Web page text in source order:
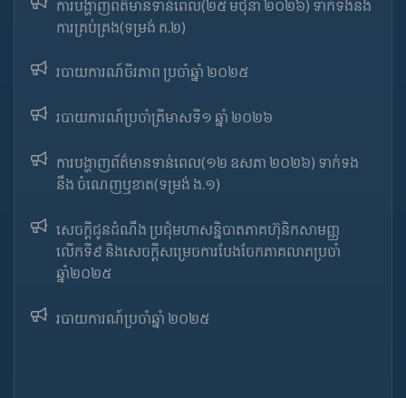
ការបង្ហាញព័ត៌មានទាន់ពេល(២៥ មិថុនា ២០២៦) ទាក់ទងនឹង
ការគ្រប់គ្រង(ទម្រង់ គ.២)
របាយការណ៍ចីរភាព ប្រចាំឆ្នាំ ២០២៥
របាយការណ៍​​ប្រចាំ​ត្រីមាសទី១ ឆ្នាំ ២០២៦
ការបង្ហាញព័ត៌មានទាន់ពេល(១២ ឧសភា ២០២៦) ទាក់ទង
នឹង ចំណេញឬខាត(ទម្រង់ ង.១)
សេចក្តីជូនដំណឹង ប្រជុំមហាសន្និបាតភាគហ៊ុនិកសាមញ្ញ
លើកទី៩ និងសេចក្តីសម្រេចការបែងចែកភាគលាភប្រចាំ
ឆ្នាំ២០២៥​
របាយការណ៍​​ប្រចាំ​ឆ្នាំ ២០២៥